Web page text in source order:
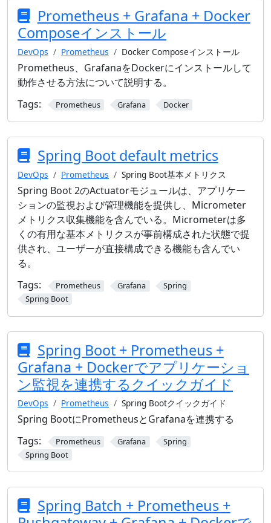
Prometheus + Grafana + Docker
Composeインストール
DevOps Prometheus Docker Composeインストール
Prometheus、GrafanaをDockerにインストールして
動作させる方法について説明する。
Tags:
Prometheus Grafana Docker
Spring Boot default metrics
DevOps Prometheus Spring Boot基本メトリクス
Spring Boot 2のActuatorモジュールは、アプリケー
ションの監視および管理機能を提供し、Micrometer
メトリクス収集機能を含んでいる。Micrometerは多
くの有用な基本メトリクスが事前構成された状態で提
供され、ユーザーが直接構成できる機能も含んでい
る。
Tags:
Prometheus Grafana
Spring
Spring Boot
Spring Boot + Prometheus +
Grafana + Dockerでアプリケーショ
ン監視を連携するクイックガイド
DevOps Prometheus Spring Bootクイックガイド
Spring BootにPrometheusとGrafanaを連携する
Tags:
Prometheus Grafana
Spring
Spring Boot
Spring Batch + Prometheus +